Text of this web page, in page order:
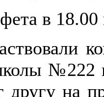
в
№222
другу на